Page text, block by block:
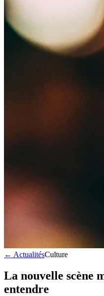
← ActualitésCulture
La nouvelle scène
entendre